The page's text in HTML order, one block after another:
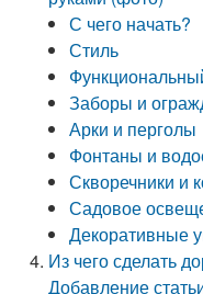
С чего начать?
Стиль
Заборы и
Арки и перголы
Фонтаны и
Скворечники и
Садовое
Декоративные
Из чего сделать
Добавление